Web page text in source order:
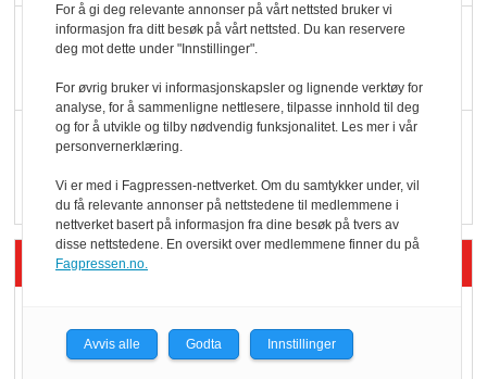
KI lager mat i butikken
Q passerte 1 milliard i
Rema i 2025
Siste artikler - Økologisk
Kolonihagens norske
yoghurt: Trues av
For å gi deg relevante annonser på vårt nettsted bruker vi
informasjon fra ditt besøk på vårt nettsted. Du kan reservere
deg mot dette under "Innstillinger".
For øvrig bruker vi informasjonskapsler og lignende verktøy for
analyse, for å sammenligne nettlesere, tilpasse innhold til deg
og for å utvikle og tilby nødvendig funksjonalitet. Les mer i vår
personvernerklæring.
Vi er med i Fagpressen-nettverket. Om du samtykker under, vil
du få relevante annonser på nettstedene til medlemmene i
nettverket basert på informasjon fra dine besøk på tvers av
disse nettstedene. En oversikt over medlemmene finner du på
Fagpressen.no.
Avvis alle Godta Innstillinger